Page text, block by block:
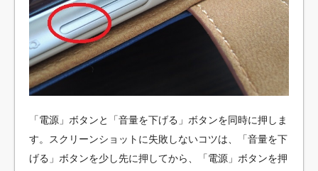
「電源」ボタンと「音量を下げる」ボタンを同時に押しま
す。スクリーンショットに失敗しないコツは、「音量を下
げる」ボタンを少し先に押してから、「電源」ボタンを押